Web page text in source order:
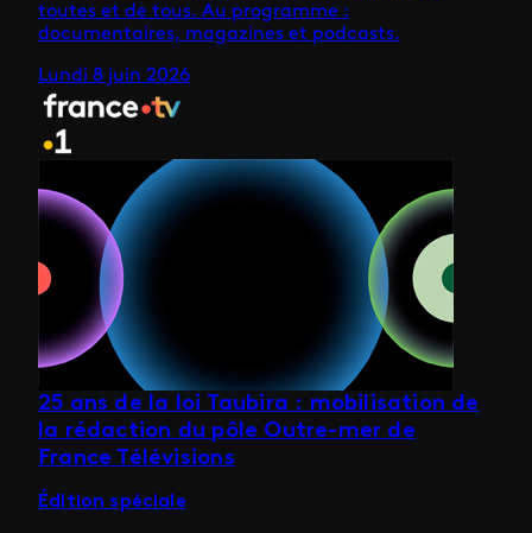
toutes et de tous. Au programme :
documentaires, magazines et podcasts.
Lundi 8 juin 2026
25 ans de la loi Taubira : mobilisation de
la rédaction du pôle Outre-mer de
France Télévisions
Édition spéciale